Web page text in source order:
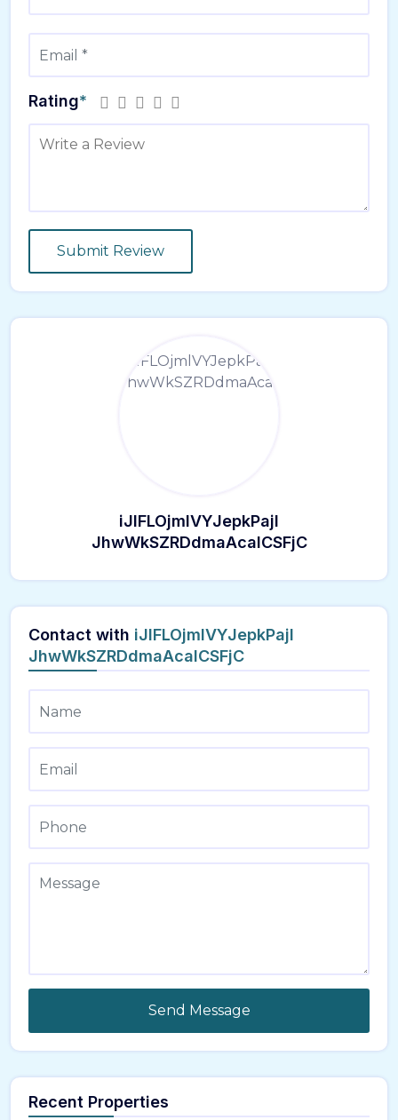
Rating*
iJlFLOjmlVYJepkPajI
JhwWkSZRDdmaAcalCSFjC
Contact with iJlFLOjmlVYJepkPajI
JhwWkSZRDdmaAcalCSFjC
Send Message
Recent Properties